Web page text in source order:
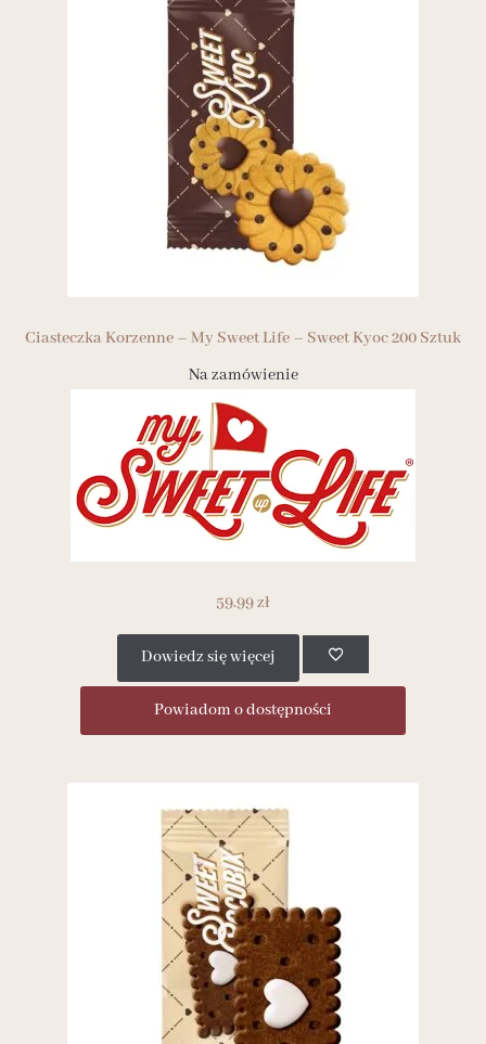
Ciasteczka Korzenne – My Sweet Life – Sweet Kyoc 200 Sztuk
Na zamówienie
59.99zł
Dowiedz się więcej
Powiadom o dostępności